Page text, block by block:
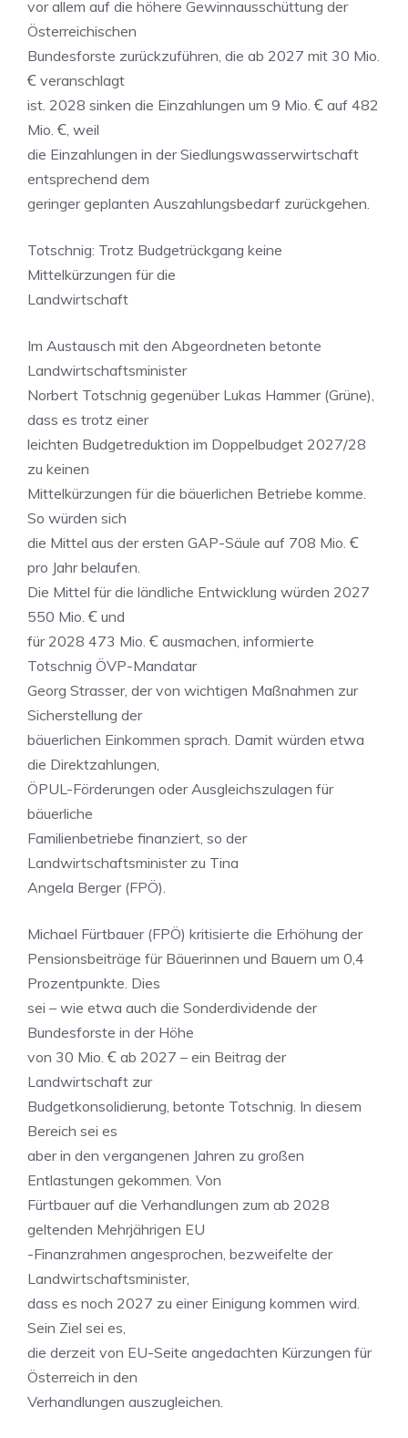
vor allem auf die höhere Gewinnausschüttung der
Österreichischen
Bundesforste zurückzuführen, die ab 2027 mit 30 Mio.
Ꞓ veranschlagt
ist. 2028 sinken die Einzahlungen um 9 Mio. Ꞓ auf 482
Mio. Ꞓ, weil
die Einzahlungen in der Siedlungswasserwirtschaft
entsprechend dem
geringer geplanten Auszahlungsbedarf zurückgehen.
Totschnig: Trotz Budgetrückgang keine
Mittelkürzungen für die
Landwirtschaft
Im Austausch mit den Abgeordneten betonte
Landwirtschaftsminister
Norbert Totschnig gegenüber Lukas Hammer (Grüne),
dass es trotz einer
leichten Budgetreduktion im Doppelbudget 2027/28
zu keinen
Mittelkürzungen für die bäuerlichen Betriebe komme.
So würden sich
die Mittel aus der ersten GAP-Säule auf 708 Mio. Ꞓ
pro Jahr belaufen.
Die Mittel für die ländliche Entwicklung würden 2027
550 Mio. Ꞓ und
für 2028 473 Mio. Ꞓ ausmachen, informierte
Totschnig ÖVP-Mandatar
Georg Strasser, der von wichtigen Maßnahmen zur
Sicherstellung der
bäuerlichen Einkommen sprach. Damit würden etwa
die Direktzahlungen,
ÖPUL-Förderungen oder Ausgleichszulagen für
bäuerliche
Familienbetriebe finanziert, so der
Landwirtschaftsminister zu Tina
Angela Berger (FPÖ).
Michael Fürtbauer (FPÖ) kritisierte die Erhöhung der
Pensionsbeiträge für Bäuerinnen und Bauern um 0,4
Prozentpunkte. Dies
sei – wie etwa auch die Sonderdividende der
Bundesforste in der Höhe
von 30 Mio. Ꞓ ab 2027 – ein Beitrag der
Landwirtschaft zur
Budgetkonsolidierung, betonte Totschnig. In diesem
Bereich sei es
aber in den vergangenen Jahren zu großen
Entlastungen gekommen. Von
Fürtbauer auf die Verhandlungen zum ab 2028
geltenden Mehrjährigen EU
-Finanzrahmen angesprochen, bezweifelte der
Landwirtschaftsminister,
dass es noch 2027 zu einer Einigung kommen wird.
Sein Ziel sei es,
die derzeit von EU-Seite angedachten Kürzungen für
Österreich in den
Verhandlungen auszugleichen.